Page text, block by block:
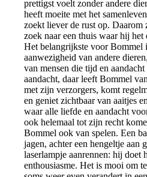
prettigst voelt zonder andere
heeft moeite met het
zoekt liever de rust op.
zoek naar een thuis waar hij
Het belangrijkste voor Bommel
aanwezigheid van andere
van mensen die tijd en
aandacht, daar leeft Bommel
met zijn verzorgers, komt
en geniet zichtbaar van aaitjes
waar alle liefde en aandacht
ook helemaal tot zijn recht
Bommel ook van spelen. Een
jagen, achter een hengeltje aan
laserlampje aanrennen: hij doet
enthousiasme. Het is mooi om